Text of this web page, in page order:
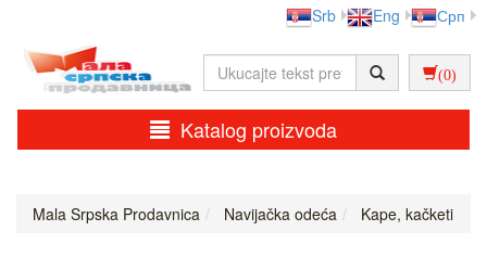
Srb Eng Срп
(0)
Katalog proizvoda
Mala Srpska Prodavnica Navijačka odeća Kape, kačketi